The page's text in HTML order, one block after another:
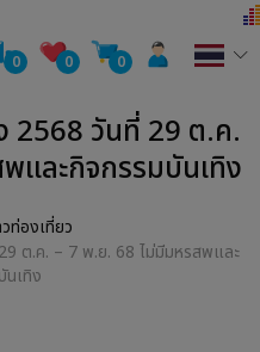
0 0 0
2568 วันที่ 29 ต.ค.
และกิจกรรมบันเทิง
ท่องเที่ยว
ต.ค. – 7 พ.ย. 68 ไม่มีมหรสพและ
นเทิง